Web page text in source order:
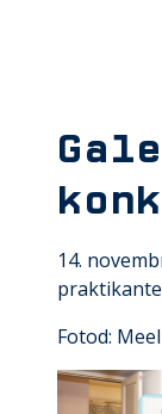
14.
Fotod: